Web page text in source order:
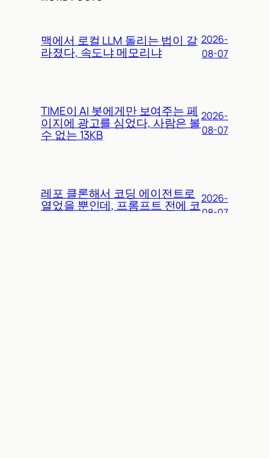
맥에서 로컬 LLM 돌리는 법이 갈
라졌다, 속도냐 메모리냐
2026-
08-07
TIME이 AI 봇에게만 보여주는 페
이지에 광고를 심었다, 사람은 볼
수 없는 13KB
2026-
08-07
레포 클론해서 코딩 에이전트로
열었을 뿐인데, 프롬프트 전에 코
드가 실행됐다
2026-
08-07